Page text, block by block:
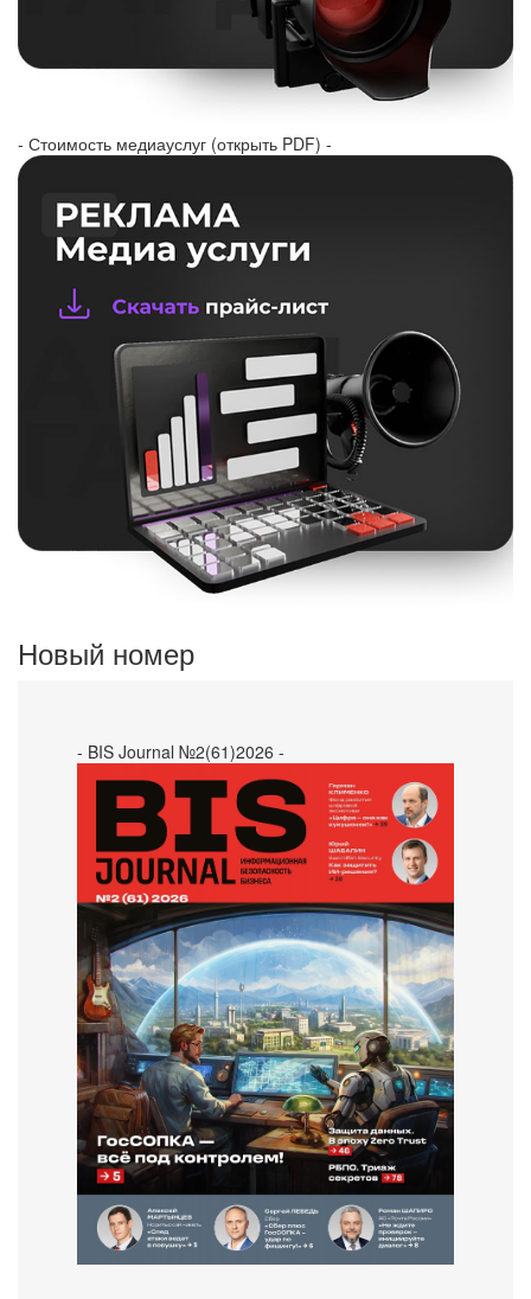
- Стоимость медиауслуг (открыть PDF) -
Новый номер
- BIS Journal №2(61)2026 -